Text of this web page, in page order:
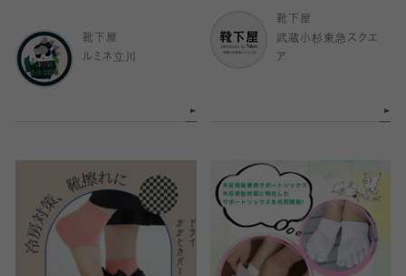
靴下屋
ルミネ立川
靴下屋
武蔵小杉東急スクエ
ア